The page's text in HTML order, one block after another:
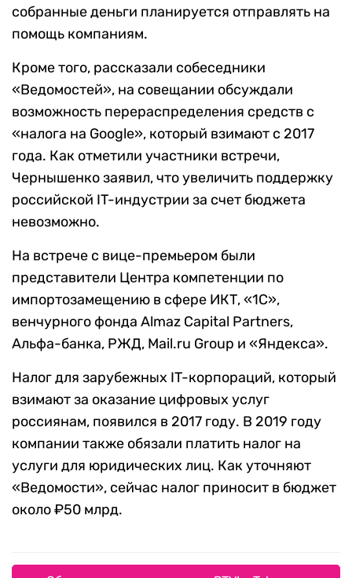
собранные деньги планируется отправлять на
помощь компаниям.
Кроме того, рассказали собеседники
«Ведомостей», на совещании обсуждали
возможность перераспределения средств с
«налога на Google», который взимают с 2017
года. Как отметили участники встречи,
Чернышенко заявил, что увеличить поддержку
российской IT-индустрии за счет бюджета
невозможно.
На встрече с вице-премьером были
представители Центра компетенции по
импортозамещению в сфере ИКТ, «1С»,
венчурного фонда Almaz Capital Partners,
Альфа-банка, РЖД, Mail.ru Group и «Яндекса».
Налог для зарубежных IT-корпораций, который
взимают за оказание цифровых услуг
россиянам, появился в 2017 году. В 2019 году
компании также обязали платить налог на
услуги для юридических лиц. Как уточняют
«Ведомости», сейчас налог приносит в бюджет
около ₽50 млрд.